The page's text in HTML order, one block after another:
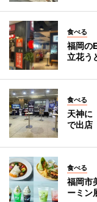
食べる
福岡の
立花う
食べる
天神に
で出店
食べる
福岡市
ーミン